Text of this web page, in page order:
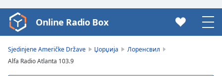
Video
Player
loading.
Online Radio Box
Sjedinjene Američke Države Џорџија
Лоренсвил
Alfa Radio Atlanta 103.9